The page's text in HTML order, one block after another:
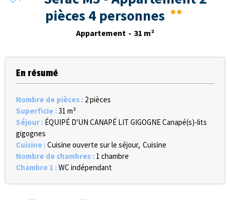
pièces 4 personnes
Appartement 31 m²
En résumé
Nombre de pièces : 2 pièces
Superficie :31 m²
Séjour : ÉQUIPÉ D'UN CANAPÉ LIT GIGOGNECanapé(s)-lits
gigognes
Cuisine :Cuisine ouverte sur le séjour Cuisine
Nombre de chambres : 1 chambre
Chambre 1 :WC indépendant